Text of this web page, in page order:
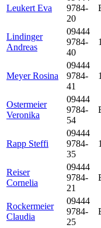
Leukert Eva
9784-
20
Lindinger
Andreas
09444
9784-
40
Meyer Rosina
09444
9784-
41
Ostermeier
Veronika
09444
9784-
54
Rapp Steffi
09444
9784-
35
Reiser
Cornelia
09444
9784-
21
Rockermeier
Claudia
09444
9784-
25